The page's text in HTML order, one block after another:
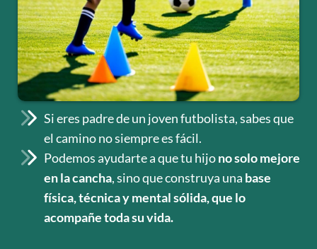
Si eres padre de un joven futbolista, sabes que
el camino no siempre es fácil.
Podemos ayudarte a que tu hijono solo mejore
en la cancha, sino que construya una base
física, técnica y mental sólida, que lo
acompañe toda su vida.